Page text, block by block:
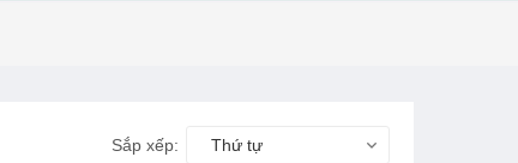
Sắp xếp: Thứ tự